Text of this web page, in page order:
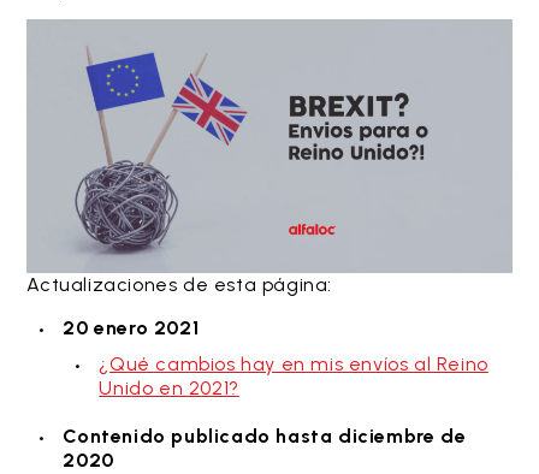
Actualizaciones de esta página:
20 enero 2021
¿Qué cambios hay en mis envíos al Reino
Unido en 2021?
Contenido publicado hasta diciembre de
2020